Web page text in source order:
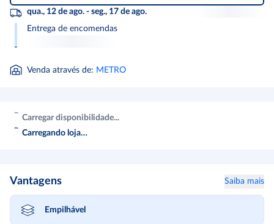
qua., 12 de ago. - seg., 17 de ago.
Entrega de encomendas
Venda através de: METRO
Carregar disponibilidade...
Carregando loja…
Vantagens Saiba mais
Empilhável